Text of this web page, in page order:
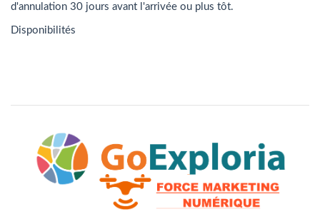
d'annulation 30 jours avant l'arrivée ou plus tôt.
Disponibilités